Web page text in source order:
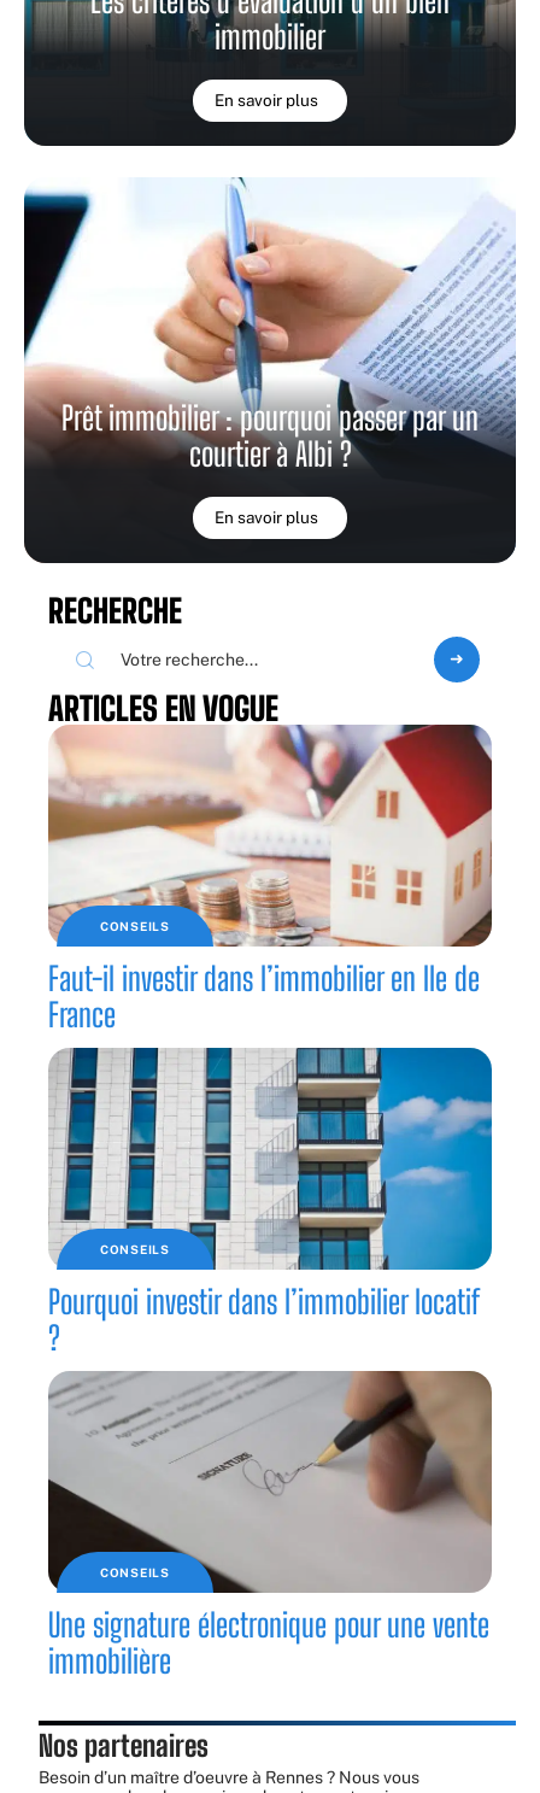
immobilier
En savoir plus
Prêt immobilier : pourquoi passer par un
courtier à Albi ?
En savoir plus
RECHERCHE
ARTICLES EN VOGUE
CONSEILS
Faut-il investir dans l’immobilier en Ile de
France
CONSEILS
Pourquoi investir dans l’immobilier locatif
?
CONSEILS
Une signature électronique pour une vente
immobilière
Nos partenaires
Besoin d’un maître d’oeuvre à Rennes ? Nous vous